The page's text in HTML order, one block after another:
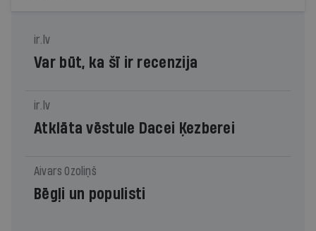
ir.lv
Var būt, ka šī ir recenzija
ir.lv
Atklāta vēstule Dacei Ķezberei
Aivars Ozoliņš
Bēgļi un populisti